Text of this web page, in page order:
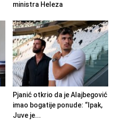
ministra Heleza
Pjanić otkrio da je Alajbegović
imao bogatije ponude: “Ipak,
Juve je...